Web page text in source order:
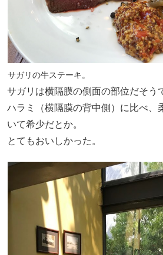
サガリの牛ステーキ。
サガリは横隔膜の側面の部位だそう
ハラミ（横隔膜の背中側）に比べ、
いて希少だとか。
とてもおいしかった。